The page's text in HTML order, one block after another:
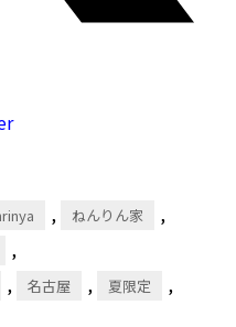
, ねんりん家 ,
,
, 名古屋 , 夏限定 ,